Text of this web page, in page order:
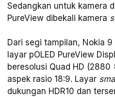
Sedangkan untuk kamera
PureView dibekali kamera
Dari segi tampilan, Nokia
layar pOLED PureView
beresolusi Quad HD
aspek rasio 18:9. Layar
dukungan HDR10 dan